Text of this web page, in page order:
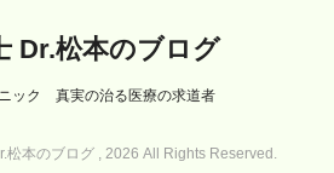
Dr.松本のブログ
ック 真実の治る医療の求道者
本のブログ , 2026 All Rights Reserved.